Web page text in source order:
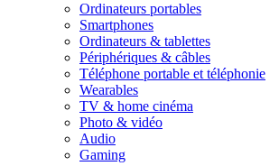
Ordinateurs portables
Smartphones
Ordinateurs & tablettes
Périphériques & câbles
Téléphone portable et téléphonie
Wearables
TV & home cinéma
Photo & vidéo
Audio
Gaming